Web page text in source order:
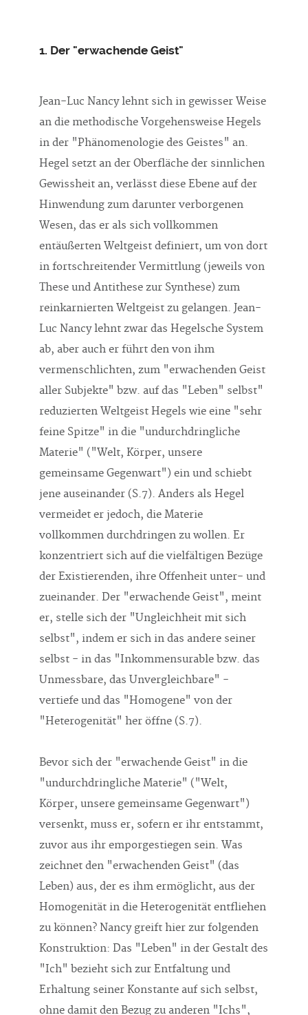
an die methodische Vorgehensweise Hegels
in der "Phänomenologie des Geistes" an.
Hegel setzt an der Oberfläche der sinnlichen
Gewissheit an, verlässt diese Ebene auf der
Hinwendung zum darunter verborgenen
Wesen, das er als sich vollkommen
entäußerten Weltgeist definiert, um von dort
in fortschreitender Vermittlung (jeweils von
These und Antithese zur Synthese) zum
reinkarnierten Weltgeist zu gelangen. Jean-
Luc Nancy lehnt zwar das Hegelsche System
ab, aber auch er führt den von ihm
vermenschlichten, zum "erwachenden Geist
aller Subjekte" bzw. auf das "Leben" selbst"
reduzierten Weltgeist Hegels wie eine "sehr
feine Spitze" in die "undurchdringliche
Materie" ("Welt, Körper, unsere
gemeinsame Gegenwart") ein und schiebt
jene auseinander (S.7). Anders als Hegel
vermeidet er jedoch, die Materie
vollkommen durchdringen zu wollen. Er
konzentriert sich auf die vielfältigen Bezüge
der Existierenden, ihre Offenheit unter- und
zueinander. Der "erwachende Geist", meint
er, stelle sich der "Ungleichheit mit sich
selbst", indem er sich in das andere seiner
selbst - in das "Inkommensurable bzw. das
Unmessbare, das Unvergleichbare" -
vertiefe und das "Homogene" von der
"Heterogenität" her öffne (S.7).
"undurchdringliche Materie" ("Welt,
Körper, unsere gemeinsame Gegenwart")
versenkt, muss er, sofern er ihr entstammt,
zuvor aus ihr emporgestiegen sein. Was
zeichnet den "erwachenden Geist" (das
Leben) aus, der es ihm ermöglicht, aus der
Homogenität in die Heterogenität entfliehen
zu können? Nancy greift hier zur folgenden
Konstruktion: Das "Leben" in der Gestalt des
"Ich" bezieht sich zur Entfaltung und
Erhaltung seiner Konstante auf sich selbst,
ohne damit den Bezug zu anderen "Ichs",